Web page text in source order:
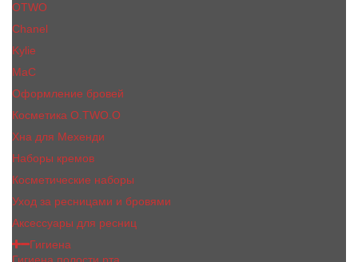
OTWO
Сhanеl
Kylie
MaC
Оформление бровей
Косметика O.TWO.O
Хна для Мехенди
Наборы кремов
Косметические наборы
Уход за ресницами и бровями
Аксессуары для ресниц
Гигиена